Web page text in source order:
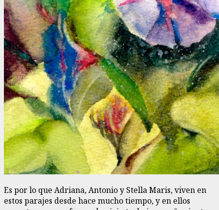
Es por lo que Adriana, Antonio y Stella Maris, viven en
estos parajes desde hace mucho tiempo, y en ellos